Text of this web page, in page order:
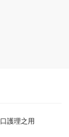
護理之用